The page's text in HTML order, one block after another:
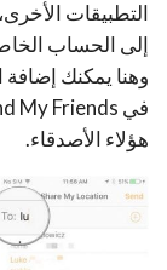
التطبيقات
وهنا يمكنك
هؤلاء الأصدقاء.